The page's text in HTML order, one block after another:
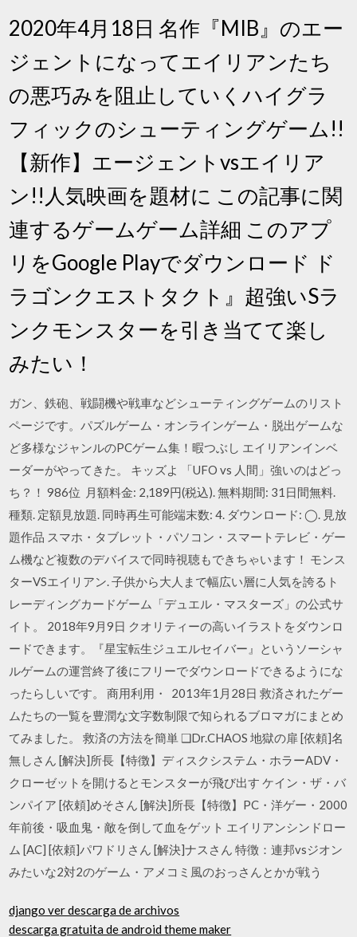
2020年4月18日 名作『MIB』のエー
ジェントになってエイリアンたち
の悪巧みを阻止していくハイグラ
フィックのシューティングゲーム!!
【新作】エージェントvsエイリア
ン!!人気映画を題材に この記事に関
連するゲームゲーム詳細 このアプ
リをGoogle Playでダウンロード ド
ラゴンクエストタクト』超強いSラ
ンクモンスターを引き当てて楽し
みたい！
ガン、鉄砲、戦闘機や戦車などシューティングゲームのリスト
ページです。パズルゲーム・オンラインゲーム・脱出ゲームな
ど多様なジャンルのPCゲーム集！暇つぶし エイリアンインベ
ーダーがやってきた。 キッズよ 「UFO vs 人間」強いのはどっ
ち？！ 986位 月額料金: 2,189円(税込). 無料期間: 31日間無料.
種類. 定額見放題. 同時再生可能端末数: 4. ダウンロード: ◯. 見放
題作品 スマホ・タブレット・パソコン・スマートテレビ・ゲー
ム機など複数のデバイスで同時視聴もできちゃいます！ モンス
ターVSエイリアン. 子供から大人まで幅広い層に人気を誇るト
レーディングカードゲーム「デュエル・マスターズ」の公式サ
イト。 2018年9月9日 クオリティーの高いイラストをダウンロ
ードできます。『星宝転生ジュエルセイバー』というソーシャ
ルゲームの運営終了後にフリーでダウンロードできるようにな
ったらしいです。 商用利用・ 2013年1月28日 救済されたゲー
ムたちの一覧を豊潤な文字数制限で知られるブロマガにまとめ
てみました。 救済の方法を簡単 ❑Dr.CHAOS 地獄の扉 [依頼]名
無しさん [解決]所長【特徴】ディスクシステム・ホラーADV・
クローゼットを開けるとモンスターが飛び出す ケイン・ザ・バ
ンパイア [依頼]めそさん [解決]所長【特徴】PC・洋ゲー・2000
年前後・吸血鬼・敵を倒して血をゲット エイリアンシンドロー
ム [AC] [依頼]パワドリさん [解決]ナスさん 特徴：連邦vsジオン
みたいな2対2のゲーム・アメコミ風のおっさんとかが戦う
django ver descarga de archivos
descarga gratuita de android theme maker